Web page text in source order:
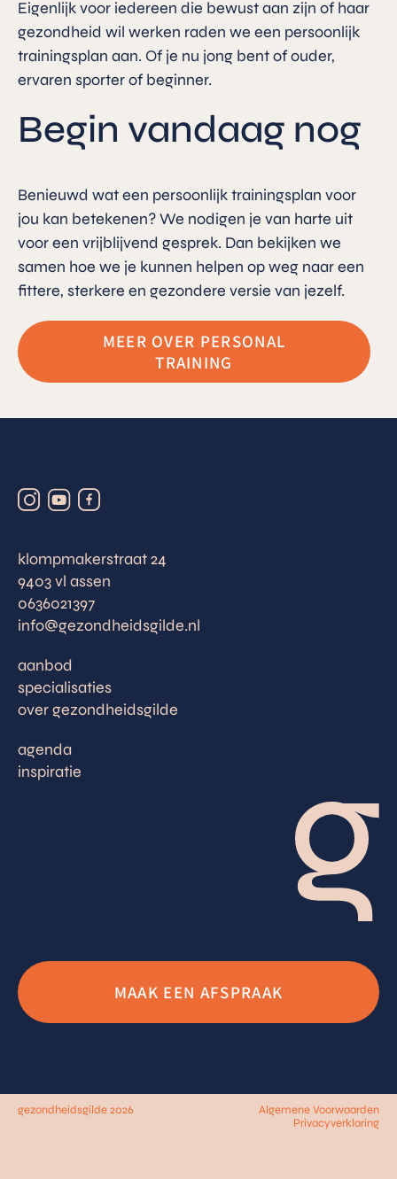
Eigenlijk voor iedereen die bewust aan zijn of haar
gezondheid wil werken raden we een persoonlijk
trainingsplan aan. Of je nu jong bent of ouder,
ervaren sporter of beginner.
Begin vandaag nog
Benieuwd wat een persoonlijk trainingsplan voor
jou kan betekenen? We nodigen je van harte uit
voor een vrijblijvend gesprek. Dan bekijken we
samen hoe we je kunnen helpen op weg naar een
fittere, sterkere en gezondere versie van jezelf.
MEER OVER PERSONAL
TRAINING
klompmakerstraat 24
9403 vl assen
0636021397
info@gezondheidsgilde.nl
aanbod
specialisaties
over gezondheidsgilde
agenda
inspiratie
MAAK EEN AFSPRAAK
gezondheidsgilde 2026
Algemene Voorwaarden
Privacyverklaring